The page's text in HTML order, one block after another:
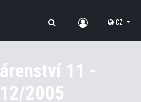
CZ
11 -
12/2005